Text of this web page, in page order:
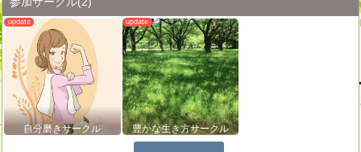
自分磨きサークル 豊かな生き方サークル